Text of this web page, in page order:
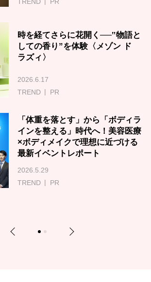
時を経てさらに花開く──‟物語と
しての香り”を体験〈メゾン ド
ラズィ〉
2026.6.17
TREND
PR
「体重を落とす」から「ボディラ
インを整える」時代へ！美容医療
×ボディメイクで理想に近づける
最新イベントレポート
2026.5.29
TREND
PR
Previous 1 2 Next